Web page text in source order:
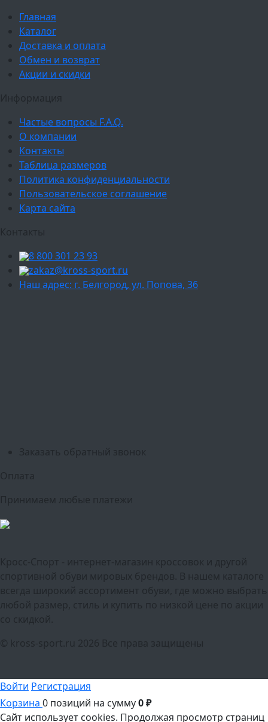
Главная
Каталог
Доставка и оплата
Обмен и возврат
Акции и скидки
Информация
Частые вопросы F.A.Q.
О компании
Контакты
Таблица размеров
Политика конфиденциальности
Пользовательское соглашение
Карта сайта
Контакты
8 800 301 23 93
zakaz@kross-sport.ru
Наш адрес: г. Белгород, ул. Попова, 36
Заказать обратный звонок
Оплата
Принимаем любые платежи
Кросс-Спорт - интернет-магазин кроссовок и другой
спортивной обуви мировых брендов. В нашем каталоге
всегда широкий ассортимент обуви, где можно выбрать
любой размер, стиль и купить по низкой цене по акции
со скидкой.
© kross-sport.ru
2026 Все права защищены
Войти Регистрация
Корзина 0 позиций на сумму0 ₽
Сайт использует cookies. Продолжая просмотр страниц